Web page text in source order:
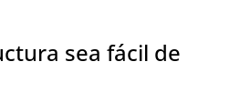
sea fácil de